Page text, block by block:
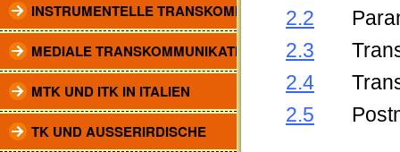
INSTRUMENTELLE TRANSKOMM.
MEDIALE TRANSKOMMUNIKATION
MTK UND ITK IN ITALIEN
TK UND AUSSERIRDISCHE
2.2
2.3
2.4
2.5